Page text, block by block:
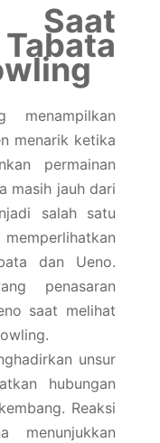
Saat
menampilkan
menarik ketika
permainan
masih jauh dari
salah satu
dan Ueno.
penasaran
saat melihat
unsur
hubungan
Reaksi
menunjukkan